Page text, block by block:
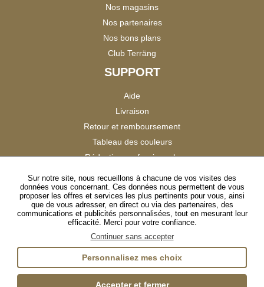
Nos magasins
Nos partenaires
Nos bons plans
Club Terräng
SUPPORT
Aide
Livraison
Retour et remboursement
Tableau des couleurs
Réduction professionnels
Satisfaction Clients
SUIVEZ-NOUS
InstagramTikTokFacebookYouTubeLinkedIn
Sur notre site, nous recueillons à chacune de vos visites des
données vous concernant. Ces données nous permettent de vous
proposer les offres et services les plus pertinents pour vous, ainsi
que de vous adresser, en direct ou via des partenaires, des
communications et publicités personnalisées, tout en mesurant leur
efficacité. Merci pour votre confiance.
Continuer sans accepter
Personnalisez mes choix
Accepter et fermer